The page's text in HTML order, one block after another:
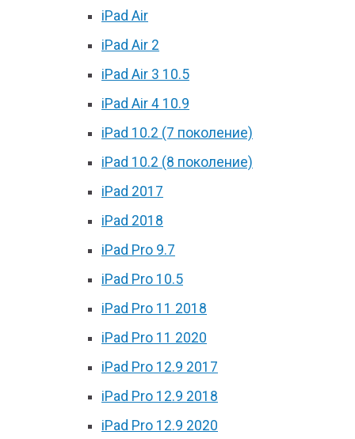
iPad Air
iPad Air 2
iPad Air 3 10.5
iPad Air 4 10.9
iPad 10.2 (7 поколение)
iPad 10.2 (8 поколение)
iPad 2017
iPad 2018
iPad Pro 9.7
iPad Pro 10.5
iPad Pro 11 2018
iPad Pro 11 2020
iPad Pro 12.9 2017
iPad Pro 12.9 2018
iPad Pro 12.9 2020